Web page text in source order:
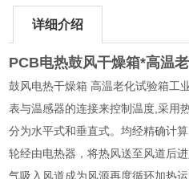
详细介绍
PCB电热鼓风干燥箱*高温
鼓风电热干燥箱 高温老化试验箱工
表与温感器的连接来控制温度,采用
分为水平式和垂直式。均经精确计
轮经由电热器，将热风送至风道后
气吸入风道成为风源再度循环加热